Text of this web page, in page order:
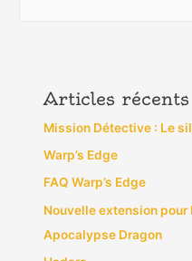
Articles récents
Mission Détective : Le
Warp’s Edge
FAQ Warp’s Edge
Nouvelle extension pour
Apocalypse Dragon